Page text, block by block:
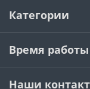
Категории
Время работы
Наши